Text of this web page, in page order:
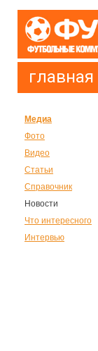
главная
Медиа
Фото
Видео
Статьи
Справочник
Новости
Что интересного
Интервью